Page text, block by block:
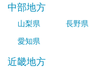
中部地方
山梨県 長野県
愛知県
近畿地方